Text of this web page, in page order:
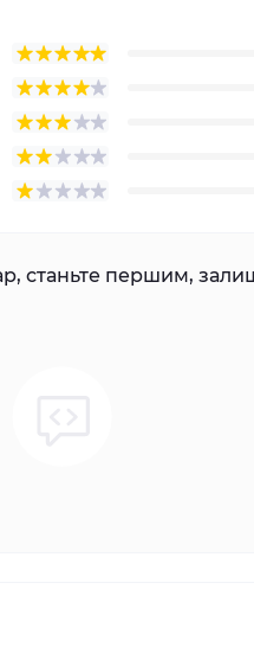
станьте першим,